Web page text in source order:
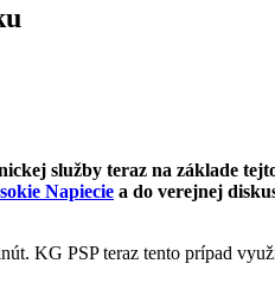
služby teraz na základe
Napiecie a do verejnej
KG PSP teraz tento prípad